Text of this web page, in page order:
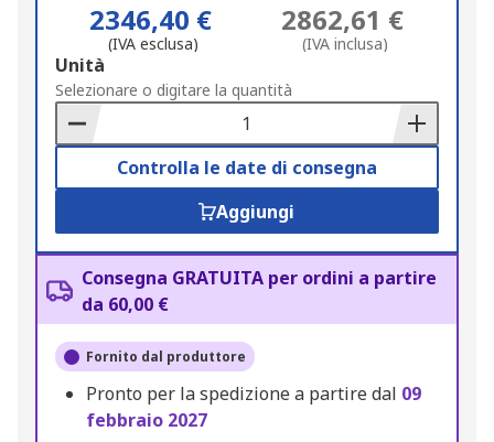
2346,40 €
(IVA esclusa)
2862,61 €
(IVA inclusa)
Add
to
Basket
Unità
Selezionare o digitare la quantità
Controlla le date di consegna
Aggiungi
Consegna GRATUITA per ordini a partire
da 60,00 €
Fornito dal produttore
Pronto per la spedizione a partire dal 09
febbraio 2027